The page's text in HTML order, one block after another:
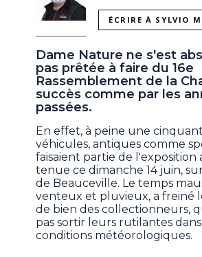
ÉCRIRE À SYLVIO
Dame Nature ne s'est
pas prêtée à faire du 16e
Rassemblement de la
succès comme par les
passées.
En effet, à peine une
véhicules, antiques comme
faisaient partie de l'exposition
tenue ce dimanche 14 juin,
de Beauceville. Le temps
venteux et pluvieux, a freiné
de bien des collectionneurs,
pas sortir leurs rutilantes dans
conditions météorologiques.